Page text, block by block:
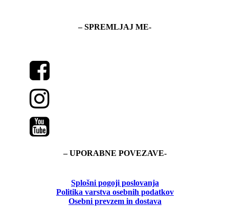
– SPREMLJAJ ME-
– UPORABNE POVEZAVE-
Splošni pogoji poslovanja
Politika varstva osebnih podatkov
Osebni prevzem in dostava